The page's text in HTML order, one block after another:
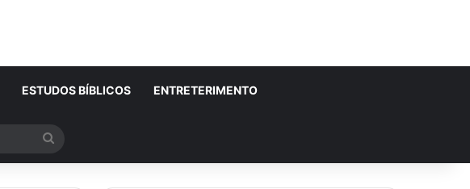
ESTUDOS BÍBLICOS ENTRETERIMENTO
por